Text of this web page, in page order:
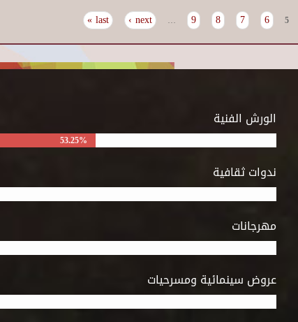
5
6
7
8
9
…
next ›
last »
الورش الفنية
53.25%
ندوات ثقافية
مهرجانات
عروض سينمائية ومسرحيات